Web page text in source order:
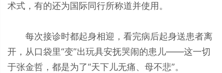
术式，有的还为国际同行所称道并使用。
每次接诊时都起身相迎，看完病后起身送患者离
开，从口袋里“变”出玩具安抚哭闹的患儿——这一切
于张金哲，都是为了“天下儿无痛、母不悲”。